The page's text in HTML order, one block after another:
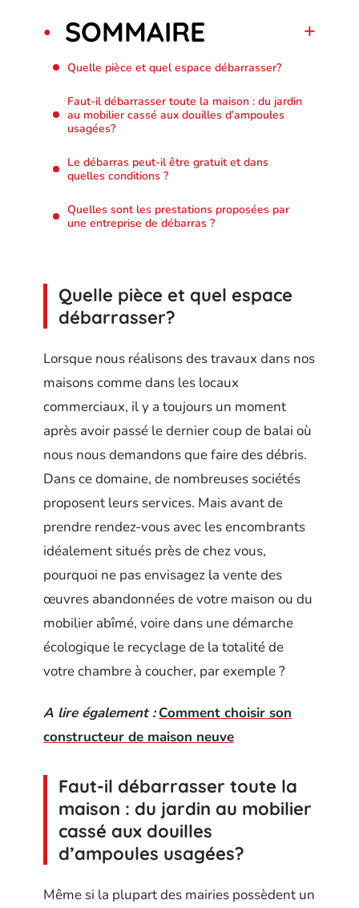
SOMMAIRE
Quelle pièce et quel espace débarrasser?
Faut-il débarrasser toute la maison : du jardin
au mobilier cassé aux douilles d’ampoules
usagées?
Le débarras peut-il être gratuit et dans
quelles conditions ?
Quelles sont les prestations proposées par
une entreprise de débarras ?
Quelle pièce et quel espace
débarrasser?
Lorsque nous réalisons des travaux dans nos
maisons comme dans les locaux
commerciaux, il y a toujours un moment
après avoir passé le dernier coup de balai où
nous nous demandons que faire des débris.
Dans ce domaine, de nombreuses sociétés
proposent leurs services. Mais avant de
prendre rendez-vous avec les encombrants
idéalement situés près de chez vous,
pourquoi ne pas envisagez la vente des
œuvres abandonnées de votre maison ou du
mobilier abîmé, voire dans une démarche
écologique le recyclage de la totalité de
votre chambre à coucher, par exemple ?
A lire également : Comment choisir son
constructeur de maison neuve
Faut-il débarrasser toute la
maison : du jardin au mobilier
cassé aux douilles
d’ampoules usagées?
Même si la plupart des mairies possèdent un